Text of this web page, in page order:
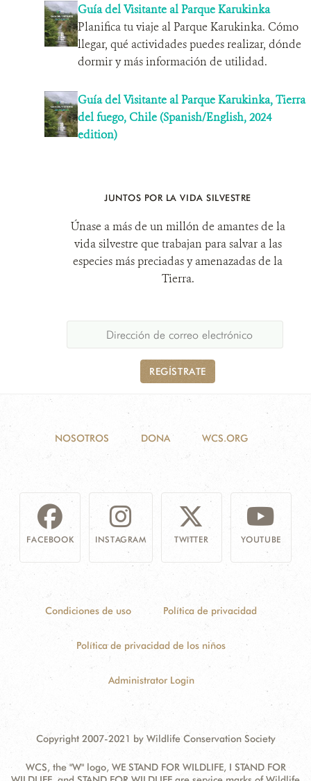
Guía del Visitante al Parque Karukinka
Planifica tu viaje al Parque Karukinka. Cómo
llegar, qué actividades puedes realizar, dónde
dormir y más información de utilidad.
Guía del Visitante al Parque Karukinka, Tierra
del fuego, Chile (Spanish/English, 2024
edition)
JUNTOS POR LA VIDA SILVESTRE
Únase a más de un millón de amantes de la
vida silvestre que trabajan para salvar a las
especies más preciadas y amenazadas de la
Tierra.
REGÍSTRATE
NOSOTROS DONA WCS.ORG
FACEBOOK INSTAGRAM TWITTER YOUTUBE
Condiciones de uso Política de privacidad
Política de privacidad de los niños
Administrator Login
Copyright 2007-2021 by Wildlife Conservation Society
WCS, the "W" logo, WE STAND FOR WILDLIFE, I STAND FOR